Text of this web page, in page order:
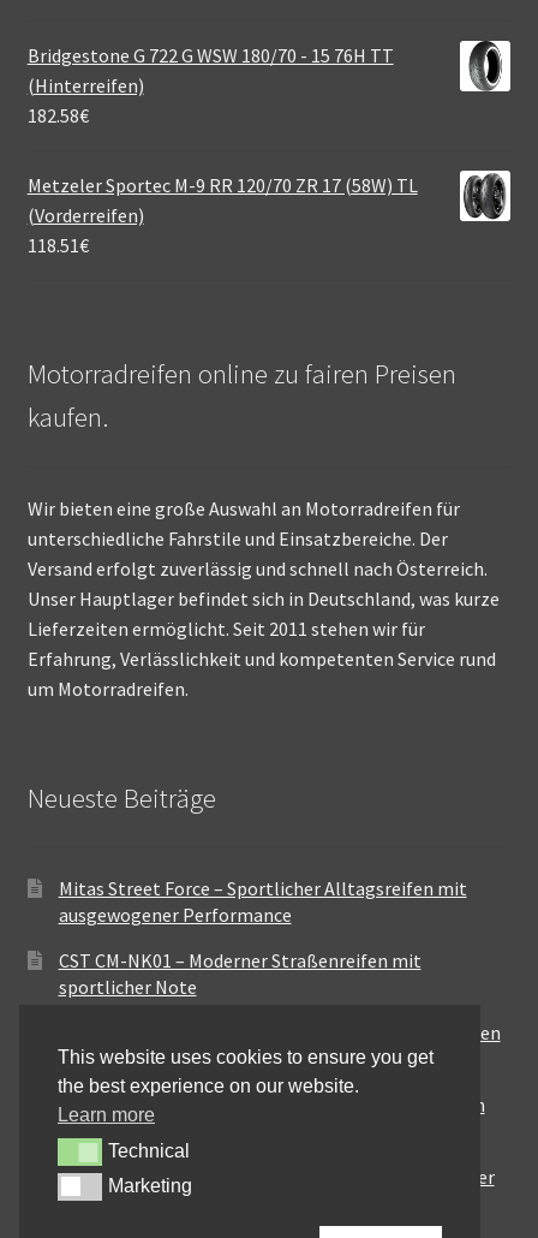
Bridgestone G 722 G WSW 180/70 - 15 76H TT
(Hinterreifen)
182.58€
Metzeler Sportec M-9 RR 120/70 ZR 17 (58W) TL
(Vorderreifen)
118.51€
Motorradreifen online zu fairen Preisen
kaufen.
Wir bieten eine große Auswahl an Motorradreifen für
unterschiedliche Fahrstile und Einsatzbereiche. Der
Versand erfolgt zuverlässig und schnell nach Österreich.
Unser Hauptlager befindet sich in Deutschland, was kurze
Lieferzeiten ermöglicht. Seit 2011 stehen wir für
Erfahrung, Verlässlichkeit und kompetenten Service rund
um Motorradreifen.
Neueste Beiträge
Mitas Street Force – Sportlicher Alltagsreifen mit
ausgewogener Performance
CST CM-NK01 – Moderner Straßenreifen mit
sportlicher Note
Maxxis MA-ST3 – Ausgewogener Sport-Touring-Reifen
für vielseitige Einsätze
Pirelli City Demon – Zuverlässigkeit für den urbanen
Alltag
Metzeler Perfect ME77 – Klassische Optik mit solider
Straßenperformance
This website uses cookies to ensure you get
the best experience on our website.
Learn more
TechnicalTechnical
MarketingMarketing